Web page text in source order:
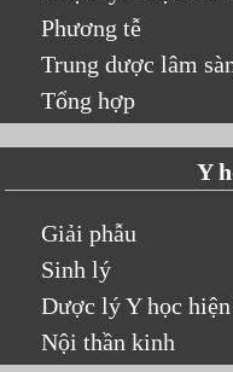
Phương tễ
Trung dược lâm
Tổng hợp
Y
Giải phẫu
Sinh lý
Dược lý Y học
Nội thần kinh